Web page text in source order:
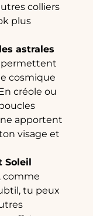
colliers
plus
astrales
permettent
cosmique
créole ou
apportent
visage et
Soleil
comme
tu peux